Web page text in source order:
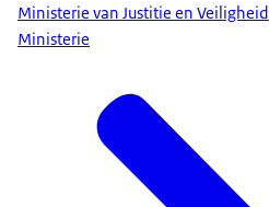
Ministerie van Justitie en Veiligheid
Ministerie